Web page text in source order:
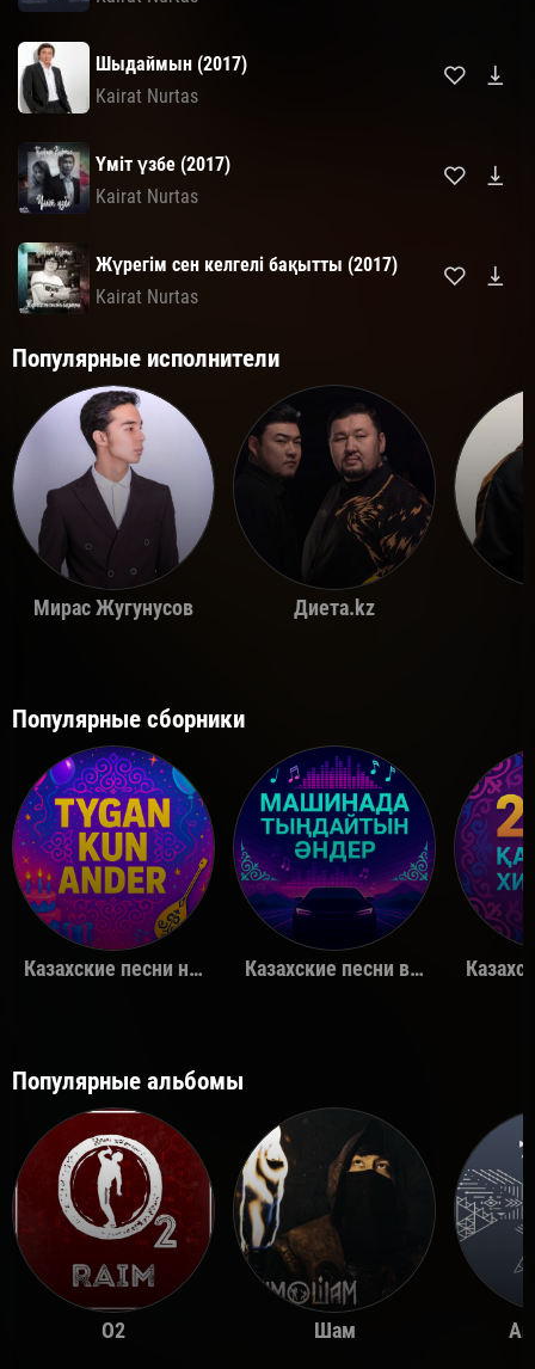
Шыдаймын (2017)
Kairat Nurtas
Үміт үзбе (2017)
Kairat Nurtas
Жүрегім сен келгелі бақытты (2017)
Kairat Nurtas
Популярные исполнители
Мирас Жугунусов Диета.kz
Популярные сборники
Казахские песни на день рождения Казахские песни в машину
Популярные альбомы
O2 Шам